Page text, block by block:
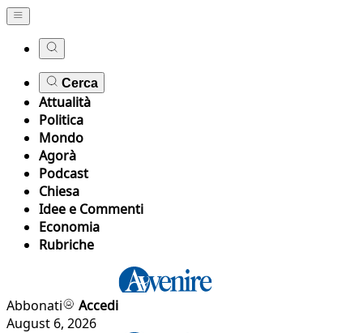
Cerca
Attualità
Politica
Mondo
Agorà
Podcast
Chiesa
Idee e Commenti
Economia
Rubriche
Abbonati
Accedi
August 6, 2026